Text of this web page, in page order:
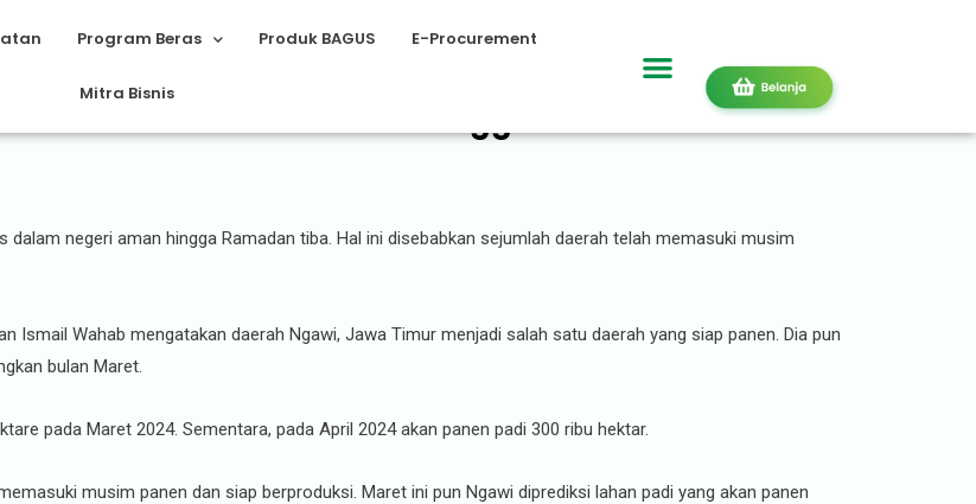
Program Beras Produk BAGUS E-Procurement
Mitra Bisnis
Produksi Beras Aman hingga Ramadan
negeri aman hingga Ramadan tiba. Hal ini disebabkan sejumlah daerah telah memasuki musim
Ismail Wahab mengatakan daerah Ngawi, Jawa Timur menjadi salah satu daerah yang siap panen. Dia pun
bulan Maret.
pada Maret 2024. Sementara, pada April 2024 akan panen padi 300 ribu hektar.
musim panen dan siap berproduksi. Maret ini pun Ngawi diprediksi lahan padi yang akan panen